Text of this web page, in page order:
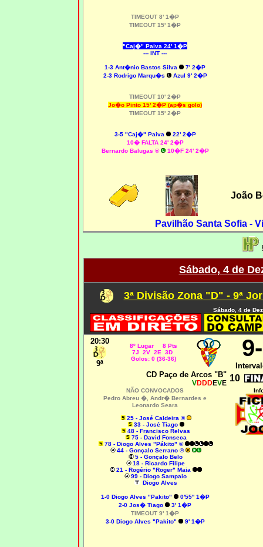
TIMEOUT 8' 1�P
TIMEOUT 15' 1�P
"Caj�" Paiva 24' 1�P
--- INT ---
1-3 Ant�nio Bastos Silva
7' 2�P
2-3 Rodrigo Marqu�s
Azul 9' 2�P
TIMEOUT 10' 2�P
Jo�o Pinto 15' 2�P (ap�s golo)
TIMEOUT 15' 2�P
3-5 "Caj�" Paiva
22' 2�P
10� FALTA 24' 2�P
Bernardo Balugas ®
10�F 24' 2�P
João
Pavilhão Santa Sofia -
Sábado, 4 de
3ª Divisão Zona "D" - 9ª
Sábado, 4 de
20:30
9ª
8º Lugar 8 Pts
7J 2V 2E 3D
Golos: 0 (36-36)
CD Paço de Arcos "B"
VDDDEVE 10
NÃO CONVOCADOS
Pedro Abreu �, Andr� Bernardes e
Leonardo Seara
25 - José Caldeira ®
33 - José Tiago
48 - Francisco Relvas
75 - David Fonseca
78 - Diogo Alves "Pákito" ©
44 - Gonçalo Serrano ®
5 - Gonçalo Belo
18 - Ricardo Filipe
21 - Rogério "Roger" Maia
99 - Diogo Sampaio
Diogo Alves
1-0 Diogo Alves "Pakito"
0'55'' 1�P
2-0 Jos� Tiago
3' 1�P
TIMEOUT 9' 1�P
3-0 Diogo Alves "Pakito"
9' 1�P